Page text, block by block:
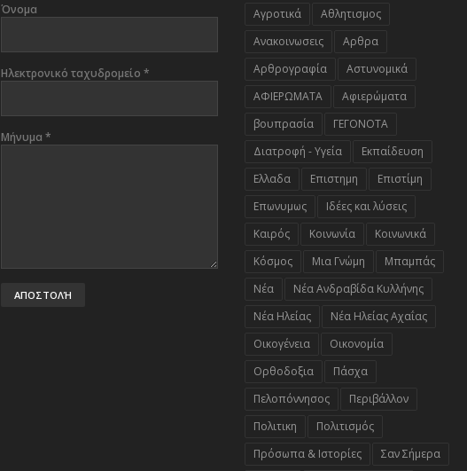
Όνομα
Ηλεκτρονικό ταχυδρομείο *
Μήνυμα *
Αγροτικά
Αθλητισμος
Ανακοινωσεις
Αρθρα
Αρθρογραφία
Αστυνομικά
ΑΦΙΕΡΩΜΑΤΑ
Αφιερώματα
βουπρασία
ΓΕΓΟΝΟΤΑ
Διατροφή - Υγεία
Εκπαίδευση
Ελλαδα
Επιστημη
Επιστίμη
Επωνυμως
Ιδέες και λύσεις
Καιρός
Κοινωνία
Κοινωνικά
Κόσμος
Μια Γνώμη
Μπαμπάς
Νέα
Νέα Ανδραβίδα Κυλλήνης
Νέα Ηλείας
Νέα Ηλείας Αχαΐας
Οικογένεια
Οικονομία
Ορθοδοξια
Πάσχα
Πελοπόννησος
Περιβάλλον
Πολιτικη
Πολιτισμός
Πρόσωπα & Ιστορίες
Σαν Σήμερα